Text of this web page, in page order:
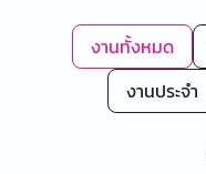
งานทั้งหมด
งานประจำ